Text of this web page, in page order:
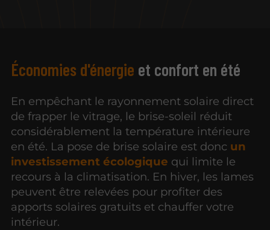
Économies d'énergie et confort en été
En empêchant le rayonnement solaire direct
de frapper le vitrage, le brise-soleil réduit
considérablement la température intérieure
en été. La pose de brise solaire est donc un
investissement écologique qui limite le
recours à la climatisation. En hiver, les lames
peuvent être relevées pour profiter des
apports solaires gratuits et chauffer votre
intérieur.